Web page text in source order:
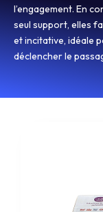
l’engagement. En
seul support, elles
et incitative, idéale
déclencher le